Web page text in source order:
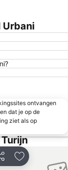
Royal House of Savoy
da Paola
Alberto
Urbani
ontvangen
dat je op de
ziet als op
Toevoegen